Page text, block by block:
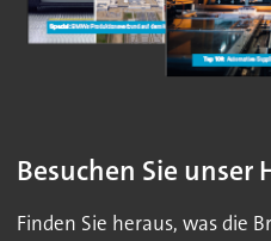
Besuchen Sie unser
Finden Sie heraus, was die